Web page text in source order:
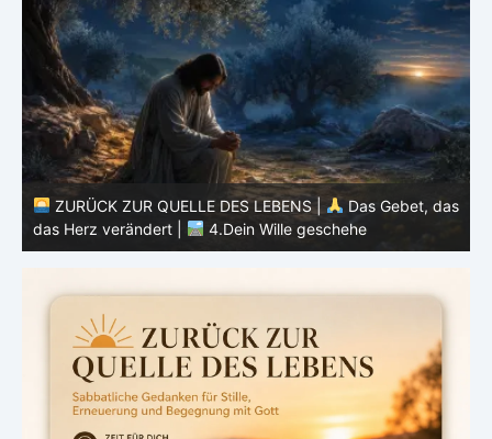
ZURÜCK ZUR QUELLE DES LEBENS |
Das Gebet, das
das Herz verändert |
3.Dein Reich komme